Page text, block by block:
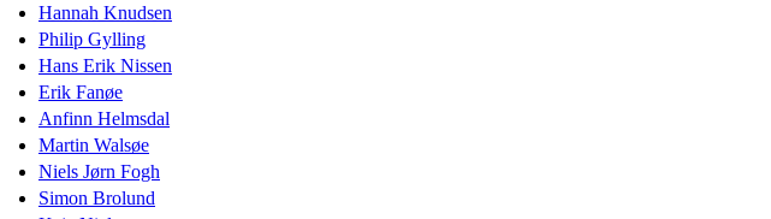
Hannah Knudsen
Philip Gylling
Hans Erik Nissen
Erik Fanøe
Anfinn Helmsdal
Martin Walsøe
Niels Jørn Fogh
Simon Brolund